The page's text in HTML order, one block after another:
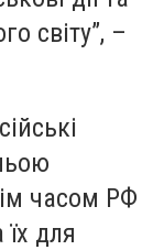
світу”, –
часом РФ
для